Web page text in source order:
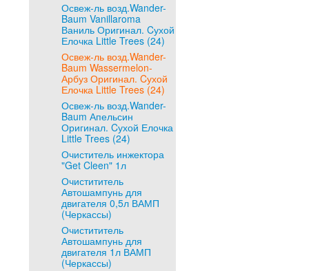
Освеж-ль возд.Wander-
Baum Vanillaroma
Ваниль Оригинал. Cухой
Елочка Little Trees (24)
Освеж-ль возд.Wander-
Baum Wassermelon-
Арбуз Оригинал. Cухой
Елочка Little Trees (24)
Освеж-ль возд.Wander-
Baum Апельсин
Оригинал. Cухой Елочка
Little Trees (24)
Очиститель инжектора
"Get Cleen" 1л
Очистититель
Автошампунь для
двигателя 0,5л ВАМП
(Черкассы)
Очистититель
Автошампунь для
двигателя 1л ВАМП
(Черкассы)